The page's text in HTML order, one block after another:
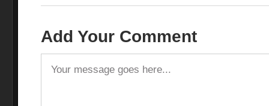
Add Your Comment